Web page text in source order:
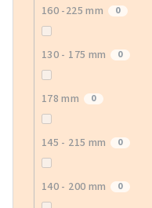
160 -225 mm 0
130 - 175 mm 0
178 mm 0
145 - 215 mm 0
140 - 200 mm 0